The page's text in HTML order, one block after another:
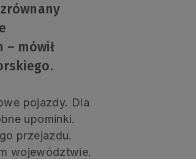
– mówił
pojazdy. Dla
upominki.
przejazdu.
województwie.